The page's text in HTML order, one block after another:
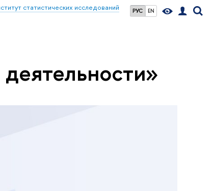
РУС EN
статистических исследований